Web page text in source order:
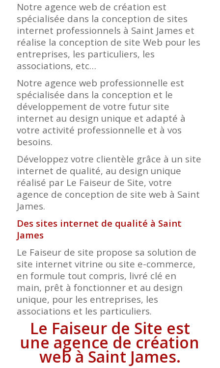
Notre agence web de création est
spécialisée dans la conception de sites
internet professionnels à Saint James et
réalise la conception de site Web pour les
entreprises, les particuliers, les
associations, etc…
Notre agence web professionnelle est
spécialisée dans la conception et le
développement de votre futur site
internet au design unique et adapté à
votre activité professionnelle et à vos
besoins.
Développez votre clientèle grâce à un site
internet de qualité, au design unique
réalisé par Le Faiseur de Site, votre
agence de conception de site web à Saint
James.
Des sites internet de qualité à Saint
James
Le Faiseur de site propose sa solution de
site internet vitrine ou site e-commerce,
en formule tout compris, livré clé en
main, prêt à fonctionner et au design
unique, pour les entreprises, les
associations et les particuliers.
Le Faiseur de Site est
une agence de création
web à Saint James.